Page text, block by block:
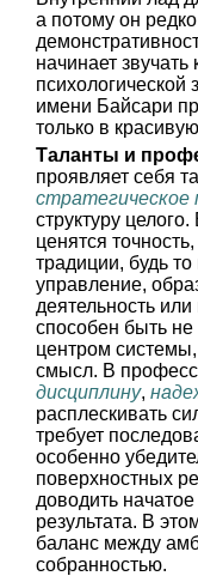
а потому он
начинает звучать
психологической
имени Байсари
только в
Таланты и
проявляет себя
структуру
ценятся
традиции, будь
управление,
деятельность
способен быть
центром
смысл. В
дисциплину,
расплескивать
требует
особенно
поверхностных
доводить
результата. В
баланс между
собранностью.